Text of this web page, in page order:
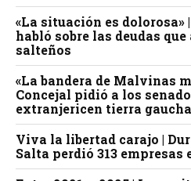
«La situación es dolorosa»
habló sobre las deudas
salteños
«La bandera de Malvinas
Concejal pidió a los
extranjericen tierra gaucha
Viva la libertad carajo |
Salta perdió 313 empresas